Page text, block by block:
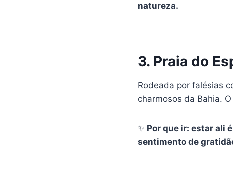
natureza.
3. Praia do
Rodeada por falésias
charmosos da Bahia.
✨ Por que ir: estar ali
sentimento de